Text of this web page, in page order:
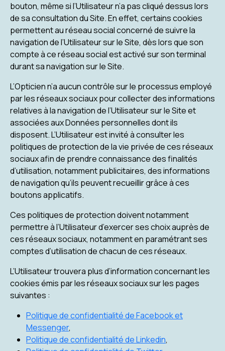
bouton, même si l’Utilisateur n’a pas cliqué dessus lors
de sa consultation du Site. En effet, certains cookies
permettent au réseau social concerné de suivre la
navigation de l’Utilisateur sur le Site, dès lors que son
compte à ce réseau social est activé sur son terminal
durant sa navigation sur le Site.
L’Opticien n’a aucun contrôle sur le processus employé
par les réseaux sociaux pour collecter des informations
relatives à la navigation de l’Utilisateur sur le Site et
associées aux Données personnelles dont ils
disposent. L’Utilisateur est invité à consulter les
politiques de protection de la vie privée de ces réseaux
sociaux afin de prendre connaissance des finalités
d’utilisation, notamment publicitaires, des informations
de navigation qu’ils peuvent recueillir grâce à ces
boutons applicatifs.
Ces politiques de protection doivent notamment
permettre à l’Utilisateur d’exercer ses choix auprès de
ces réseaux sociaux, notamment en paramétrant ses
comptes d’utilisation de chacun de ces réseaux.
L’Utilisateur trouvera plus d’information concernant les
cookies émis par les réseaux sociaux sur les pages
suivantes :
Politique de confidentialité de Facebook et
Messenger,
Politique de confidentialité de Linkedin,